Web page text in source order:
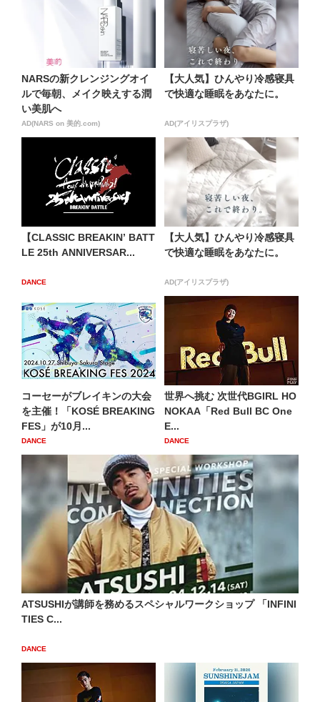
NARSの新クレンジングオイ
ルで毎朝、メイク映えする潤
い美肌へ
AD(NARS on 美的.com)
【大人気】ひんやり冷感寝具
で快適な睡眠をあなたに。
AD(アイリスプラザ)
【CLASSIC BREAKIN’ BATT
LE 25th ANNIVERSAR...
DANCE
【大人気】ひんやり冷感寝具
で快適な睡眠をあなたに。
AD(アイリスプラザ)
コーセーがブレイキンの大会
を主催！「KOSÉ BREAKING
FES」が10月...
DANCE
世界へ挑む 次世代BGIRL HO
NOKAA「Red Bull BC One
E...
DANCE
ATSUSHIが講師を務めるスペシャルワークショップ 「INFINI
TIES C...
DANCE